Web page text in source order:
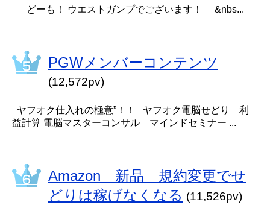
どーも！ ウエストガンプでございます！ &nbs...
PGWメンバーコンテンツ
(12,572pv)
ヤフオク仕入れの極意”！！ ヤフオク電脳せどり 利
益計算 電脳マスターコンサル マインドセミナー ...
Amazon 新品 規約変更でせ
どりは稼げなくなる (11,526pv)